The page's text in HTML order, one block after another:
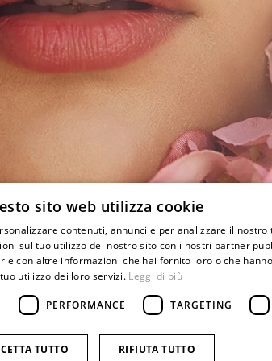
Policy
Policy
e condizioni
e rimborsi
Mappa del
Credits
sito web utilizza cookie
contenuti, annunci e per analizzare il nostro
sul tuo utilizzo del nostro sito con i nostri partner
con altre informazioni che hai fornito loro o che
tuo utilizzo dei loro servizi. Leggi di più
PERFORMANCE TARGETING
TUTTO RIFIUTA TUTTO